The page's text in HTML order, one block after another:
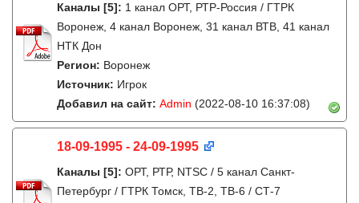
Каналы [5]: 1 канал ОРТ, РТР-Россия / ГТРК
Воронеж, 4 канал Воронеж, 31 канал ВТВ, 41 канал
НТК Дон
Регион: Воронеж
Источник: Игрок
Добавил на сайт: Admin (2022-08-10 16:37:08)
18-09-1995 - 24-09-1995
Каналы [5]: ОРТ, РТР, NTSC / 5 канал Санкт-
Петербург / ГТРК Томск, ТВ-2, ТВ-6 / СТ-7